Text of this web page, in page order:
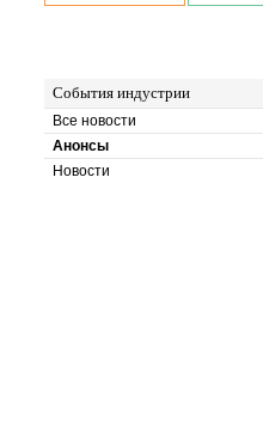
События индустрии
Все новости
Анонсы
Новости